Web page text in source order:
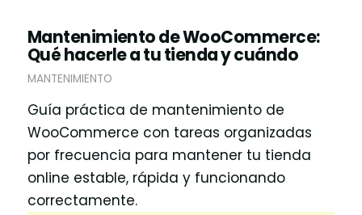
Mantenimiento de WooCommerce:
Qué hacerle a tu tienda y cuándo
MANTENIMIENTO
Guía práctica de mantenimiento de
WooCommerce con tareas organizadas
por frecuencia para mantener tu tienda
online estable, rápida y funcionando
correctamente.